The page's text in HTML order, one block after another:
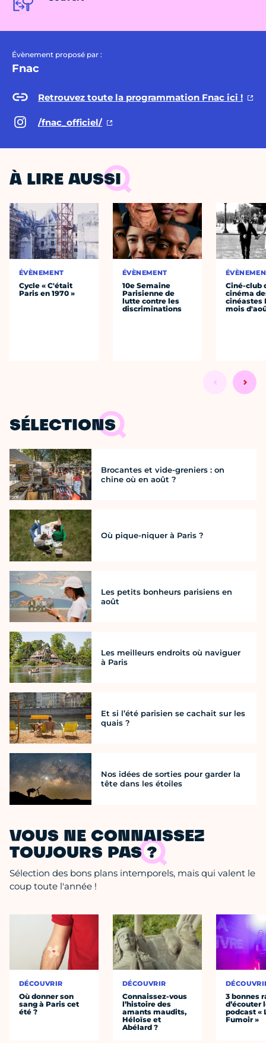
Évènement proposé par :
Fnac
Retrouvez toute la programmation Fnac ici !
/fnac_officiel/
À LIRE AUSSI
ÉVÈNEMENT
Cycle « C'était
Paris en 1970 »
ÉVÈNEMENT
10e Semaine
Parisienne de
lutte contre les
discriminations
Ciné-club
cinéma
cinéastes
mois
SÉLECTIONS
Brocantes et vide-greniers : on
chine où en août ?
Où pique-niquer à Paris ?
Les petits bonheurs parisiens en
août
Les meilleurs endroits où naviguer
à Paris
Et si l’été parisien se cachait sur les
quais ?
Nos idées de sorties pour garder la
tête dans les étoiles
VOUS NE CONNAISSEZ
TOUJOURS PAS ?
Sélection des bons plans intemporels, mais qui valent le
coup toute l'année !
DÉCOUVRIR
Où donner son
sang à Paris cet
été ?
DÉCOUVRIR
Connaissez-vous
l’histoire des
amants maudits,
Héloïse et
Abélard ?
3 bonnes
d’écouter
podcast «
Fumoir »